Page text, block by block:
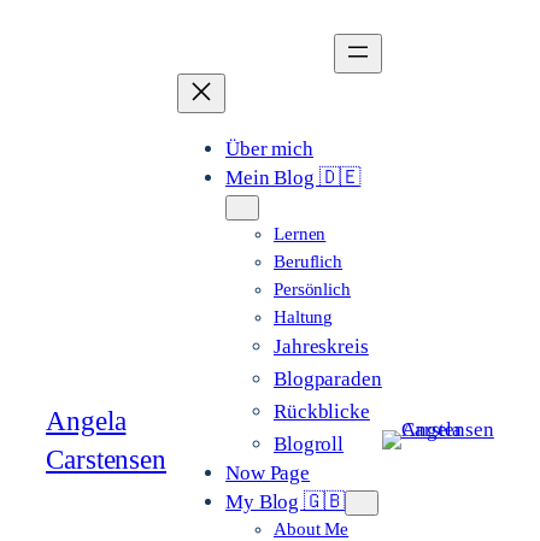
Angela
Carstensen
Über mich
Mein Blog 🇩🇪
Lernen
Beruflich
Persönlich
Haltung
Jahreskreis
Blogparaden
Rückblicke
Blogroll
Now Page
My Blog 🇬🇧
About Me